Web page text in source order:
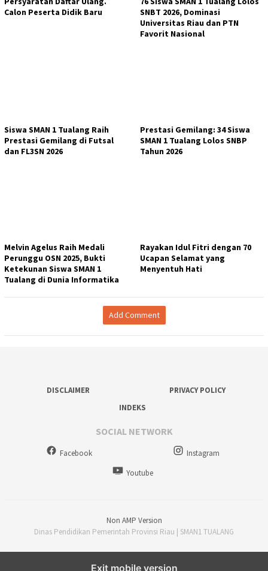
Calon Peserta Didik Baru
SNBT 2026, Dominasi
Universitas Riau dan PTN
Favorit Nasional
Siswa SMAN 1 Tualang Raih
Prestasi Gemilang di Futsal
dan FL3SN 2026
Prestasi Gemilang: 34 Siswa
SMAN 1 Tualang Lolos SNBP
Tahun 2026
Melvin Agelus Raih Medali
Perunggu OSN 2025, Bukti
Ketekunan Siswa SMAN 1
Tualang di Dunia Informatika
Rayakan Idul Fitri dengan 70
Ucapan Selamat yang
Menyentuh Hati
Add Comment
DISCLAIMER
PRIVACY POLICY
INDEKS
SOCIAL NETWORK
Facebook
Instagram
Youtube
Non AMP Version
Dinas Pendidikan Pemerintah Provinsi Riau | SMAN1 TUALANG
Exit mobile version